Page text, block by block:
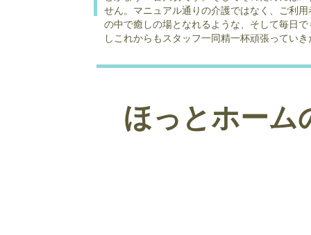
せん。マニュアル通りの介護ではなく、ご利
の中で癒しの場となれるような、そして毎日
しこれからもスタッフ一同精一杯頑張ってい
ほっとホーム